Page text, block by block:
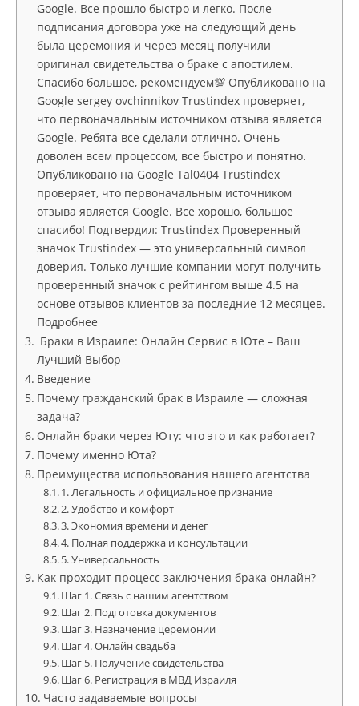
Google. Все прошло быстро и легко. После
подписания договора уже на следующий день
была церемония и через месяц получили
оригинал свидетельства о браке с апостилем.
Спасибо большое, рекомендуем💯 Опубликовано на
Google sergey ovchinnikov Trustindex проверяет,
что первоначальным источником отзыва является
Google. Ребята все сделали отлично. Очень
доволен всем процессом, все быстро и понятно.
Опубликовано на Google Tal0404 Trustindex
проверяет, что первоначальным источником
отзыва является Google. Все хорошо, большое
спасибо! Подтвердил: Trustindex Проверенный
значок Trustindex — это универсальный символ
доверия. Только лучшие компании могут получить
проверенный значок с рейтингом выше 4.5 на
основе отзывов клиентов за последние 12 месяцев.
Подробнее
Браки в Израиле: Онлайн Сервис в Юте – Ваш
Лучший Выбор
Введение
Почему гражданский брак в Израиле — сложная
задача?
Онлайн браки через Юту: что это и как работает?
Почему именно Юта?
Преимущества использования нашего агентства
1. Легальность и официальное признание
2. Удобство и комфорт
3. Экономия времени и денег
4. Полная поддержка и консультации
5. Универсальность
Как проходит процесс заключения брака онлайн?
Шаг 1. Связь с нашим агентством
Шаг 2. Подготовка документов
Шаг 3. Назначение церемонии
Шаг 4. Онлайн свадьба
Шаг 5. Получение свидетельства
Шаг 6. Регистрация в МВД Израиля
Часто задаваемые вопросы